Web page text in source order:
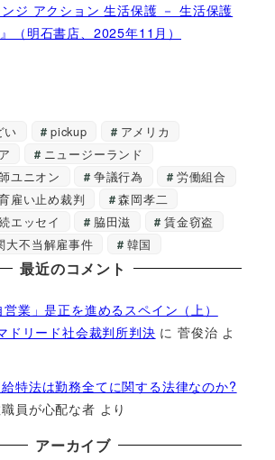
ジ アクション 生活保護 － 生活保護
（明石書店、2025年11月）
い pickup
アメリカ
ニュージーランド
ユニオン
争議行為
労働組合
雇い止め裁判
森岡孝二
エッセイ
脇田滋
賃金窃盗
大不当解雇事件 韓国
最近のコメント
業」是正を進めるスペイン（上）
ドリード社会裁判所判決 に菅俊治 よ
特法は勤務全てに関する法律なのか?
員が心配な者 より
アーカイブ